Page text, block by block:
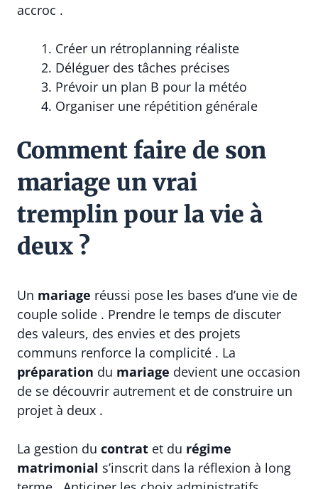
accroc .
Créer un rétroplanning réaliste
Déléguer des tâches précises
Prévoir un plan B pour la météo
Organiser une répétition générale
Comment faire de son
mariage un vrai
tremplin pour la vie à
deux ?
Un mariage réussi pose les bases d’une vie de
couple solide . Prendre le temps de discuter
des valeurs, des envies et des projets
communs renforce la complicité . La
préparation du mariage devient une occasion
de se découvrir autrement et de construire un
projet à deux .
La gestion du contrat et du régime
matrimonial s’inscrit dans la réflexion à long